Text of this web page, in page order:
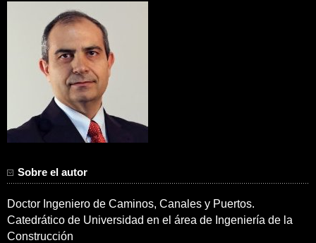
Sobre el autor
Doctor Ingeniero de Caminos, Canales y Puertos.
Catedrático de Universidad en el área de Ingeniería de la
Construcción